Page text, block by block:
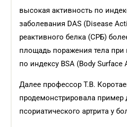
высокая активность по
заболевания DAS (Disease
реактивного белка (СРБ)
площадь поражения тела при
по индексу BSA (Body Surfaсe
Далее профессор Т.В.
продемонстрировала пример
псориатического артрита у